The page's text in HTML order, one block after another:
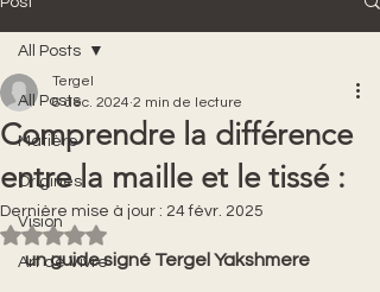
All Posts
Matière
Origines
Vision
Art de Vivre
All Posts
Comprendre la différence
entre la maille et le tissé :
Tergel
6 déc. 2024 2 min de lecture
Dernière mise à jour : 24 févr. 2025
Noté NaN étoiles sur 5.
un guide signé Tergel Yakshmere